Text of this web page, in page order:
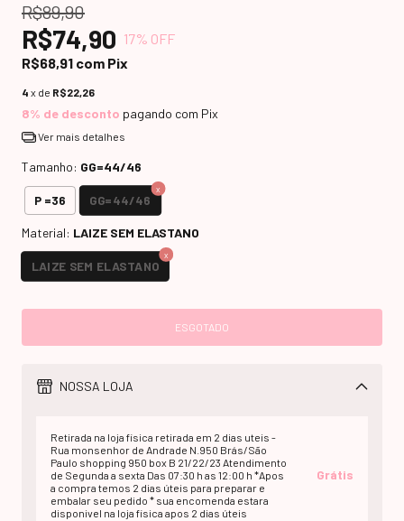
R$89,90
R$74,90 17% OFF
R$68,91 com Pix
4 x de R$22,26
8% de desconto pagando com Pix
Ver mais detalhes
Tamanho: GG=44/46
P =36 GG=44/46
Material: LAIZE SEM ELASTANO
LAIZE SEM ELASTANO
NOSSA LOJA
Retirada na loja fisica retirada em 2 dias uteis -
Rua monsenhor de Andrade N.950 Brás/São
Paulo shopping 950 box B 21/22/23 Atendimento
de Segunda a sexta Das 07:30 h as 12:00 h *Apos
a compra temos 2 dias úteis para preparar e
embalar seu pedido * sua encomenda estara
disponivel na loja fisica apos 2 dias úteis
Grátis